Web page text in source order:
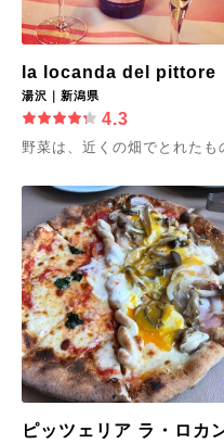
la locanda del pittore
湯沢｜新潟県
4.3
野菜は、近くの畑でとれたも
ピッツェリア ラ・ロカ